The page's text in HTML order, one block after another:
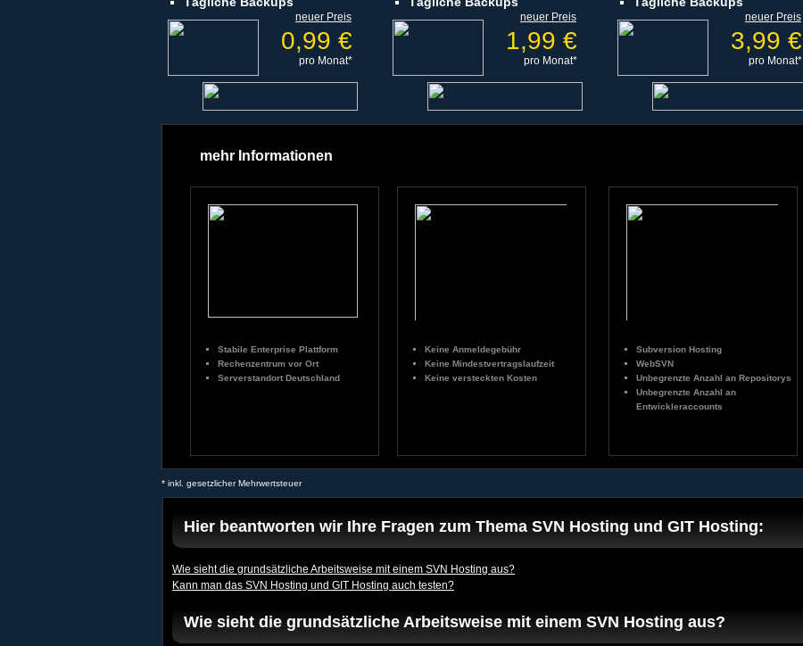
neuer Preis
0,99 €
pro Monat*
neuer Preis
1,99 €
pro Monat*
neuer Preis
3,99 €
pro Monat*
mehr Informationen
Stabile Enterprise Plattform
Rechenzentrum vor Ort
Serverstandort Deutschland
Keine Anmeldegebühr
Keine Mindestvertragslaufzeit
Keine versteckten Kosten
Subversion Hosting
WebSVN
Unbegrenzte Anzahl an Repositorys
Unbegrenzte Anzahl an
Entwickleraccounts
* inkl. gesetzlicher Mehrwertsteuer
Hier beantworten wir Ihre Fragen zum Thema SVN Hosting und GIT Hosting:
Wie sieht die grundsätzliche Arbeitsweise mit einem SVN Hosting aus?
Kann man das SVN Hosting und GIT Hosting auch testen?
Wie sieht die grundsätzliche Arbeitsweise mit einem SVN Hosting aus?